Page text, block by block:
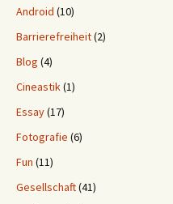
Android (10)
Barrierefreiheit(2)
Blog (4)
Cineastik(1)
Essay(17)
Fotografie (6)
Fun (11)
Gesellschaft(41)